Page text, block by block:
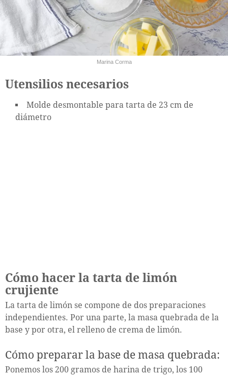
Marina Corma
Utensilios necesarios
Molde desmontable para tarta de 23 cm de
diámetro
Cómo hacer la tarta de limón
crujiente
La tarta de limón se compone de dos preparaciones
independientes. Por una parte, la masa quebrada de la
base y por otra, el relleno de crema de limón.
Cómo preparar la base de masa quebrada:
Ponemos los 200 gramos de harina de trigo, los 100